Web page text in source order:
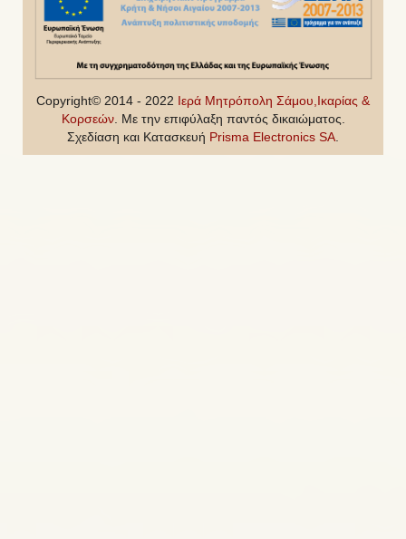
Copyright© 2014 - 2022 Ιερά Μητρόπολη Σάμου,Ικαρίας &
Κορσεών. Με την επιφύλαξη παντός δικαιώματος.
Σχεδίαση και Κατασκευή Prisma Electronics SA.